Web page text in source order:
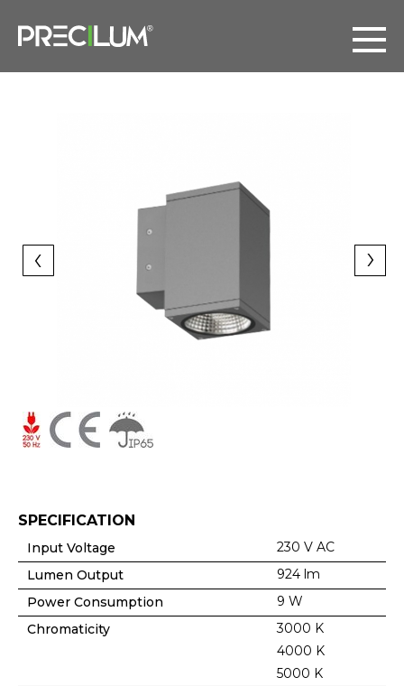
SPECIFICATION
Input Voltage
230 V AC
Lumen Output
924 lm
Power Consumption
9 W
Chromaticity
3000 K
4000 K
5000 K